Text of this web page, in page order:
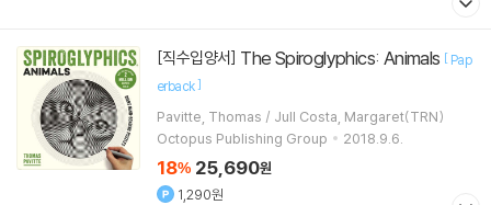
[직수입양서] The Spiroglyphics: Animals [ Pap
erback]
Pavitte, Thomas / Jull Costa, Margaret(TRN)
Octopus Publishing Group
2018.9.6.
18% 25,690원
1,290원